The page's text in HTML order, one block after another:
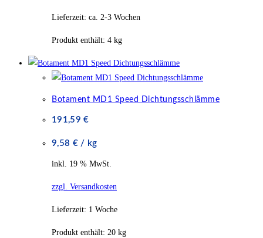
Lieferzeit: ca. 2-3 Wochen
Produkt enthält: 4 kg
Botament MD1 Speed Dichtungsschlämme
191,59€
9,58 €/ kg
inkl. 19 % MwSt.
zzgl. Versandkosten
Lieferzeit: 1 Woche
Produkt enthält: 20 kg